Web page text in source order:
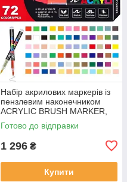
Набір акрилових маркерів із
пензлевим наконечником
ACRYLIC BRUSH MARKER,
72 кольори, DMX-2025A-72
Готово до відправки
1 296 ₴
Купити